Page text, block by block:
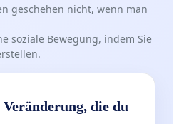
geschehen nicht, wenn man
soziale Bewegung, indem Sie
die du